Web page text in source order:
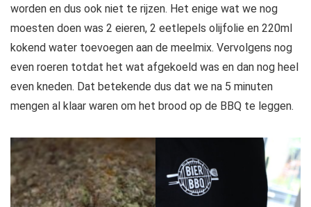
worden en dus ook niet te rijzen. Het enige wat we nog
moesten doen was 2 eieren, 2 eetlepels olijfolie en 220ml
kokend water toevoegen aan de meelmix. Vervolgens nog
even roeren totdat het wat afgekoeld was en dan nog heel
even kneden. Dat betekende dus dat we na 5 minuten
mengen al klaar waren om het brood op de BBQ te leggen.